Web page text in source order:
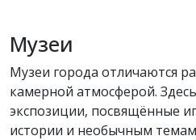
Музеи
Музеи города отличаются
камерной атмосферой.
экспозиции, посвящённые
истории и необычным